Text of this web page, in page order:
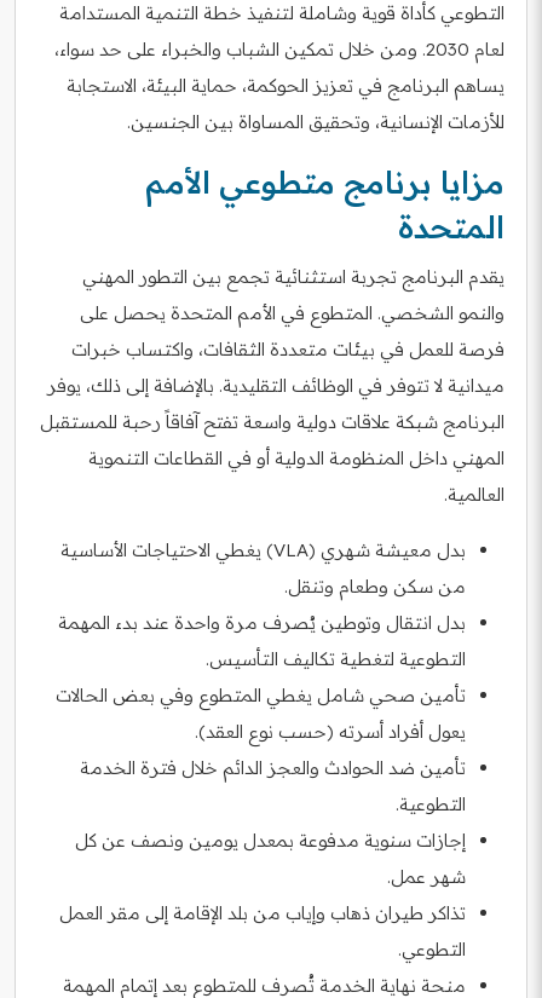
التطوعي كأداة قوية وشاملة لتنفيذ خطة التنمية المستدامة
لعام 2030. ومن خلال تمكين الشباب والخبراء على حد سواء،
يساهم البرنامج في تعزيز الحوكمة، حماية البيئة، الاستجابة
للأزمات الإنسانية، وتحقيق المساواة بين الجنسين.
مزايا برنامج متطوعي الأمم
المتحدة
يقدم البرنامج تجربة استثنائية تجمع بين التطور المهني
والنمو الشخصي. المتطوع في الأمم المتحدة يحصل على
فرصة للعمل في بيئات متعددة الثقافات، واكتساب خبرات
ميدانية لا تتوفر في الوظائف التقليدية. بالإضافة إلى ذلك، يوفر
البرنامج شبكة علاقات دولية واسعة تفتح آفاقاً رحبة للمستقبل
المهني داخل المنظومة الدولية أو في القطاعات التنموية
العالمية.
بدل معيشة شهري (VLA) يغطي الاحتياجات الأساسية
من سكن وطعام وتنقل.
بدل انتقال وتوطين يُصرف مرة واحدة عند بدء المهمة
التطوعية لتغطية تكاليف التأسيس.
تأمين صحي شامل يغطي المتطوع وفي بعض الحالات
يعول أفراد أسرته (حسب نوع العقد).
تأمين ضد الحوادث والعجز الدائم خلال فترة الخدمة
التطوعية.
إجازات سنوية مدفوعة بمعدل يومين ونصف عن كل
شهر عمل.
تذاكر طيران ذهاب وإياب من بلد الإقامة إلى مقر العمل
التطوعي.
منحة نهاية الخدمة تُصرف للمتطوع بعد إتمام المهمة